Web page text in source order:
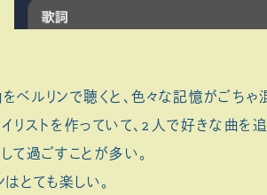
ベルリンで聴くと、色々な記憶がごちゃ
リストを作っていて、2人で好きな曲を
て過ごすことが多い。
とても楽しい。